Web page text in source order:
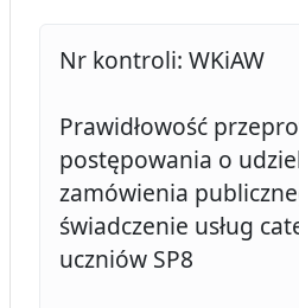
Nr kontroli: WKiAW
Prawidłowość
postępowania o
zamówienia
świadczenie usług
uczniów SP8